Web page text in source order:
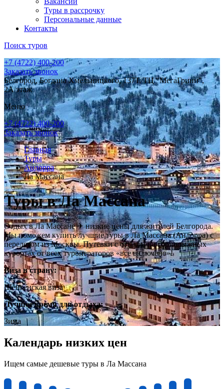
Туры в рассрочку
Персональные данные
Контакты
Поиск туров
+7 (4722) 400-200
Заказать звонок
Белгород, Богдана Хмельницкого, 137Т, ТЦ "МегаГринн",
2А этаж
Меню
+7 (4722) 400-200
Заказать звонок
Главная
Туры
Андорра
Ла Массана
Туры в Ла Массана
Отдых в Ла Массане ✈ низкие цены для жителей Белгорода.
Мы поможем купить лучшие туры в Ла Массана (Андорра) с
перелетом из Москвы. Путевки с отыхом на горнолыжных
курортах от всех туроператоров «все включено»!
Виза в страну:
Шенгенская виза
Лучшее время для отдыха:
Зима
Календарь низких цен
Ищем самые дешевые туры в Ла Массана